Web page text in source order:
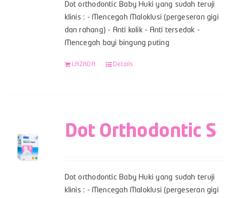
Dot orthodontic Baby Huki yang sudah teruji
klinis : - Mencegah Maloklusi (pergeseran gigi
dan rahang) - Anti kolik - Anti tersedak -
Mencegah bayi bingung puting
LAZADA Details
Dot Orthodontic S
Dot orthodontic Baby Huki yang sudah teruji
klinis : - Mencegah Maloklusi (pergeseran gigi